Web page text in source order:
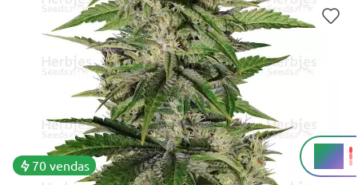
70 vendas
23%
THC